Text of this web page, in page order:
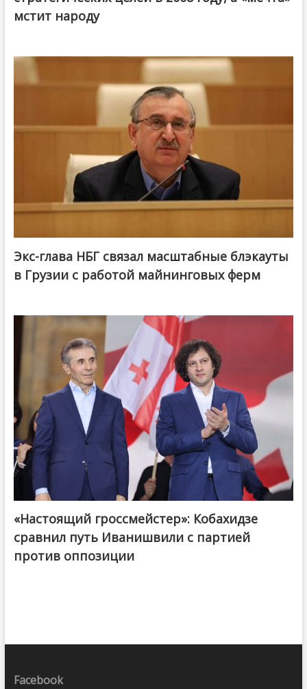
мстит народу
Экс-глава НБГ связал масштабные блэкауты
в Грузии с работой майнинговых ферм
@ქართული ოცნება / Georgian Dream
«Настоящий гроссмейстер»: Кобахидзе
сравнил путь Иванишвили с партией
против оппозиции
Facebook